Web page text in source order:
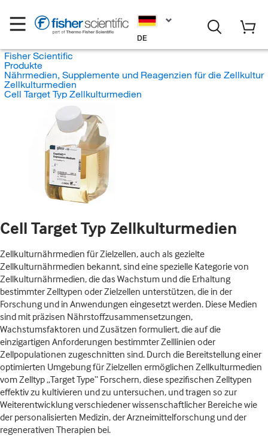
DE
Fisher Scientific
Produkte
Nährmedien, Supplemente und Reagenzien für die Zellkultur
Zellkulturmedien
Cell Target Typ Zellkulturmedien
Cell Target Typ Zellkulturmedien
Zellkulturnährmedien für Zielzellen, auch als gezielte
Zellkulturnährmedien bekannt, sind eine spezielle Kategorie von
Zellkulturnährmedien, die das Wachstum und die Erhaltung
bestimmter Zelltypen oder Zielzellen unterstützen, die in der
Forschung und in Anwendungen eingesetzt werden. Diese Medien
sind mit präzisen Nährstoffzusammensetzungen,
Wachstumsfaktoren und Zusätzen formuliert, die auf die
einzigartigen Anforderungen bestimmter Zelllinien oder
Zellpopulationen zugeschnitten sind. Durch die Bereitstellung einer
optimierten Umgebung für Zielzellen ermöglichen Zellkulturmedien
vom Zelltyp „Target Type“ Forschern, diese spezifischen Zelltypen
effektiv zu kultivieren und zu untersuchen, und tragen so zur
Weiterentwicklung verschiedener wissenschaftlicher Bereiche wie
der personalisierten Medizin, der Arzneimittelforschung und der
regenerativen Therapien bei.